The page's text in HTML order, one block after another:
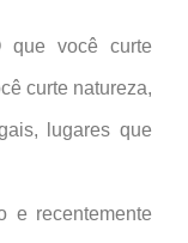
que você curte
curte natureza,
lugares que
e recentemente